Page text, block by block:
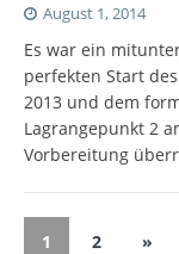
August 1, 2014
Es war ein
perfekten Start
2013 und dem
Lagrangepunkt 2
Vorbereitung
1 2 »